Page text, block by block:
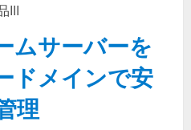
III
ムサーバーを
ドメインで安
理